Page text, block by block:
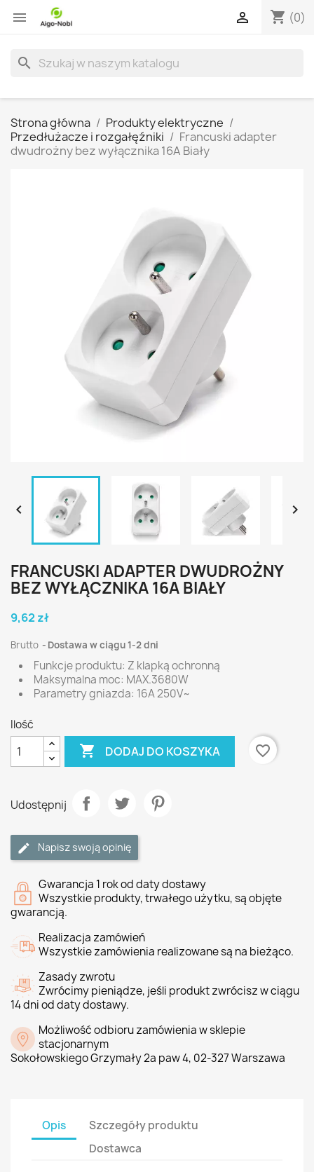
 shopping_cart (0)

search
Strona główna
Produkty elektryczne
Przedłużacze i rozgałęźniki
Francuski adapter
dwudrożny bez wyłącznika 16A Biały
 
FRANCUSKI ADAPTER DWUDROŻNY
BEZ WYŁĄCZNIKA 16A BIAŁY
9,62 zł
Brutto Dostawa w ciągu 1-2 dni
Funkcje produktu: Z klapką ochronną
Maksymalna moc: MAX.3680W
Parametry gniazda: 16A 250V~
Ilość
 DODAJ DO KOSZYKA favorite_border
Udostępnij
Napisz swoją opinię
Gwarancja 1 rok od daty dostawy
Wszystkie produkty, trwałego użytku, są objęte
gwarancją.
Realizacja zamówień
Wszystkie zamówienia realizowane są na bieżąco.
Zasady zwrotu
Zwrócimy pieniądze, jeśli produkt zwrócisz w ciągu
14 dni od daty dostawy.
Możliwość odbioru zamówienia w sklepie
stacjonarnym
Sokołowskiego Grzymały 2a paw 4, 02-327 Warszawa
Opis
Szczegóły produktu
Dostawca